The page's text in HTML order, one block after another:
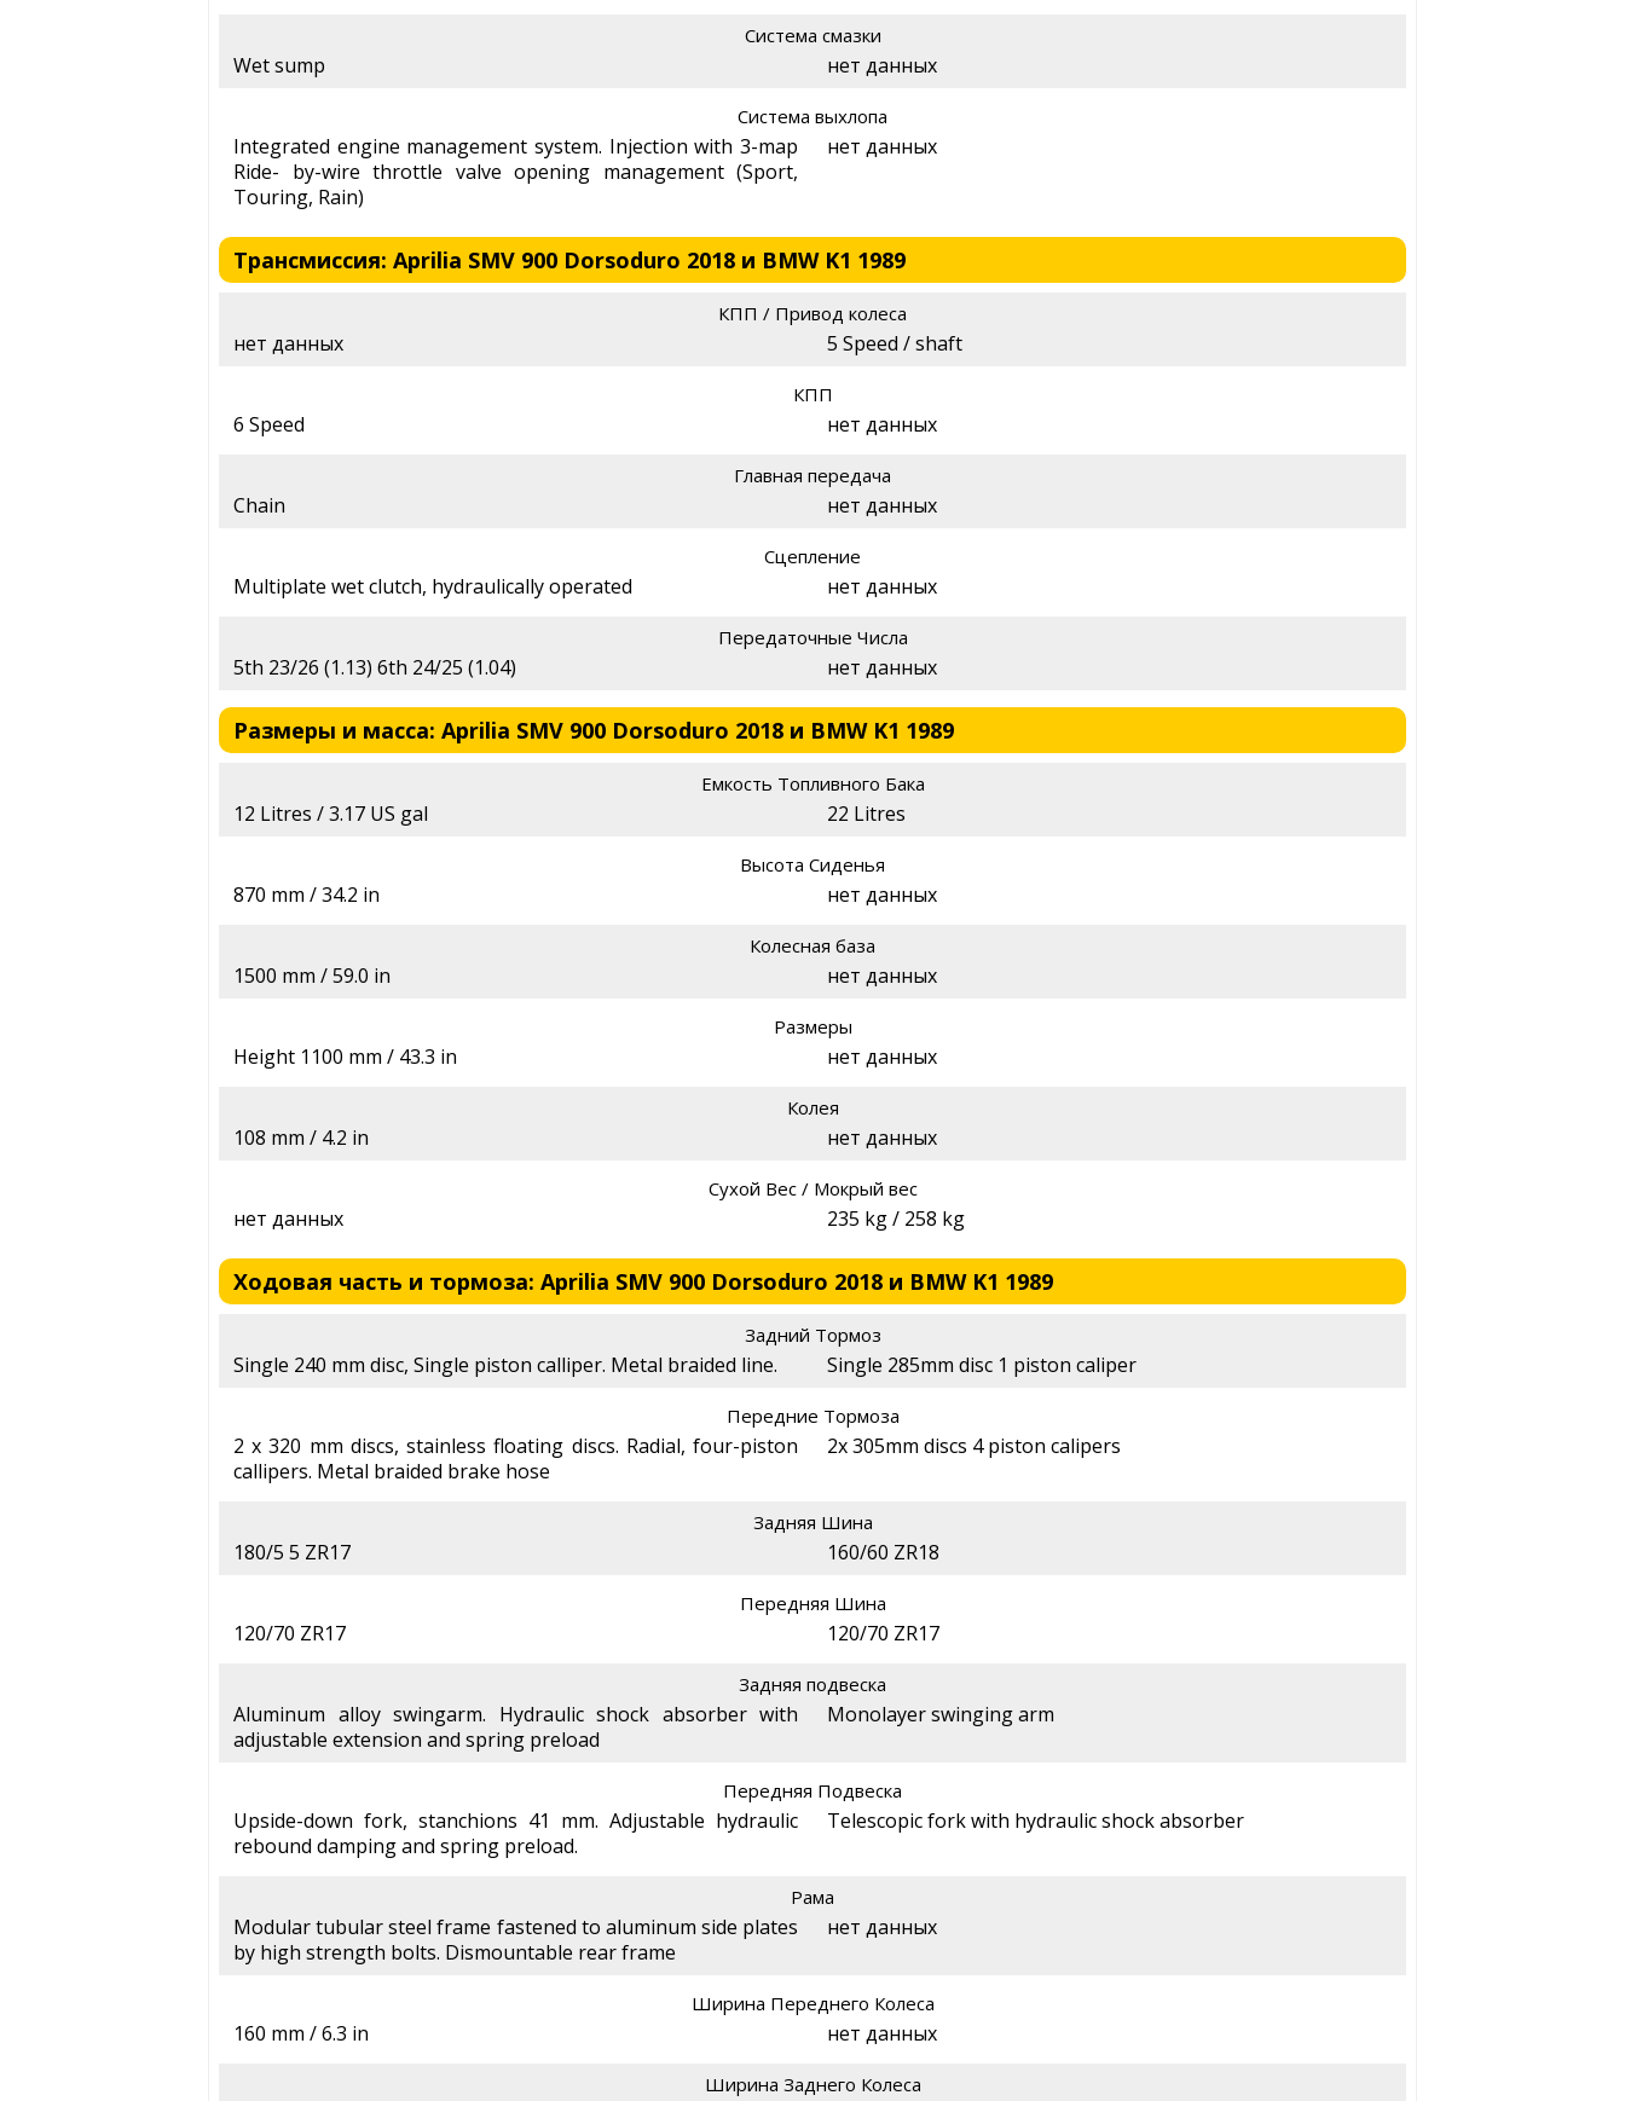
Система смазки
Wet sump нет данных
Система выхлопа
Integrated engine management system. Injection with 3-map
Ride- by-wire throttle valve opening management (Sport,
Touring, Rain)
нет данных
Трансмиссия: Aprilia SMV 900 Dorsoduro 2018 и BMW K1 1989
КПП / Привод колеса
нет данных 5 Speed / shaft
КПП
6 Speed нет данных
Главная передача
Chain нет данных
Сцепление
Multiplate wet clutch, hydraulically operated нет данных
Передаточные Числа
5th 23/26 (1.13) 6th 24/25 (1.04) нет данных
Размеры и масса: Aprilia SMV 900 Dorsoduro 2018 и BMW K1 1989
Емкость Топливного Бака
12 Litres / 3.17 US gal 22 Litres
Высота Сиденья
870 mm / 34.2 in нет данных
Колесная база
1500 mm / 59.0 in нет данных
Размеры
Height 1100 mm / 43.3 in нет данных
Колея
108 mm / 4.2 in нет данных
Сухой Вес / Мокрый вес
нет данных 235 kg / 258 kg
Ходовая часть и тормоза: Aprilia SMV 900 Dorsoduro 2018 и BMW K1 1989
Задний Тормоз
Single 240 mm disc, Single piston calliper. Metal braided line. Single 285mm disc 1 piston caliper
Передние Тормоза
2 x 320 mm discs, stainless floating discs. Radial, four-piston
callipers. Metal braided brake hose
2x 305mm discs 4 piston calipers
Задняя Шина
180/5 5 ZR17 160/60 ZR18
Передняя Шина
120/70 ZR17 120/70 ZR17
Задняя подвеска
Aluminum alloy swingarm. Hydraulic shock absorber with
adjustable extension and spring preload
Monolayer swinging arm
Передняя Подвеска
Upside-down fork, stanchions 41 mm. Adjustable hydraulic
rebound damping and spring preload.
Telescopic fork with hydraulic shock absorber
Рама
Modular tubular steel frame fastened to aluminum side plates
by high strength bolts. Dismountable rear frame
нет данных
Ширина Переднего Колеса
160 mm / 6.3 in нет данных
Ширина Заднего Колеса